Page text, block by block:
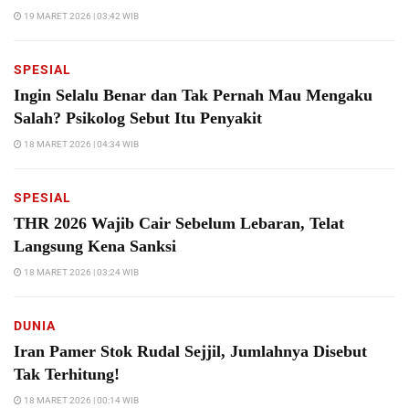
19 MARET 2026 | 03:42 WIB
SPESIAL
Ingin Selalu Benar dan Tak Pernah Mau Mengaku
Salah? Psikolog Sebut Itu Penyakit
18 MARET 2026 | 04:34 WIB
SPESIAL
THR 2026 Wajib Cair Sebelum Lebaran, Telat
Langsung Kena Sanksi
18 MARET 2026 | 03:24 WIB
DUNIA
Iran Pamer Stok Rudal Sejjil, Jumlahnya Disebut
Tak Terhitung!
18 MARET 2026 | 00:14 WIB